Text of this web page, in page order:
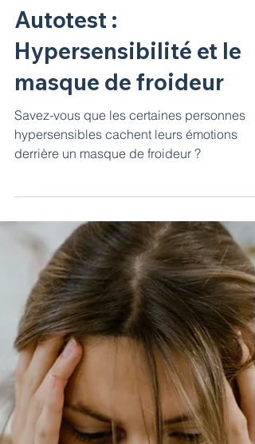
Autotest :
Hypersensibilité et le
hypersensibles cachent leurs émotions
derrière un masque de froideur ?